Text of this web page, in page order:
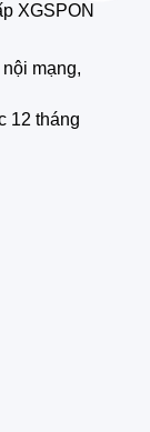
XGSPON
mạng,
12 tháng